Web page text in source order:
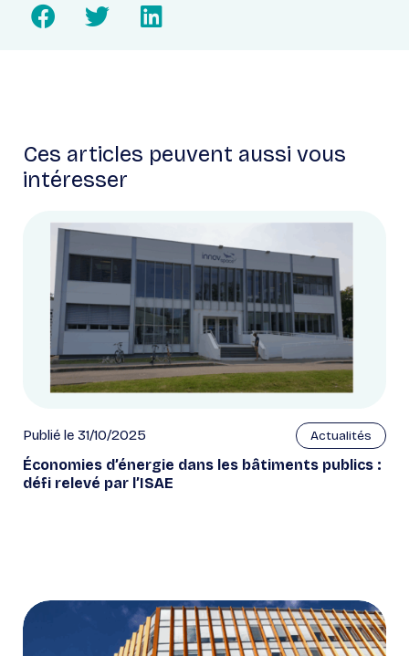
Ces articles peuvent aussi vous
intéresser
Publié le 31/10/2025 Actualités
Économies d’énergie dans les bâtiments publics :
défi relevé par l’ISAE